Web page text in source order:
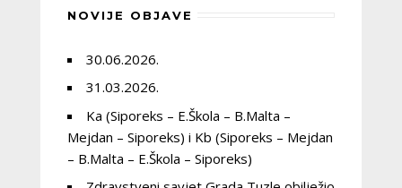
NOVIJE OBJAVE
30.06.2026.
31.03.2026.
Ka (Siporeks – E.Škola – B.Malta –
Mejdan – Siporeks) i Kb (Siporeks – Mejdan
– B.Malta – E.Škola – Siporeks)